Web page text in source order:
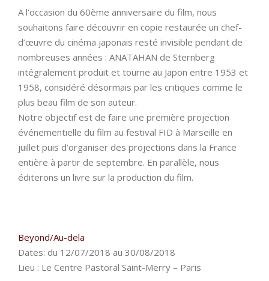
A l’occasion du 60ème anniversaire du film, nous
souhaitons faire découvrir en copie restaurée un chef-
d’œuvre du cinéma japonais resté invisible pendant de
nombreuses années : ANATAHAN de Sternberg
intégralement produit et tourne au Japon entre 1953 et
1958, considéré désormais par les critiques comme le
plus beau film de son auteur.
Notre objectif est de faire une première projection
événementielle du film au festival FID à Marseille en
juillet puis d’organiser des projections dans la France
entière à partir de septembre. En parallèle, nous
éditerons un livre sur la production du film.
Beyond/Au-dela
Dates: du 12/07/2018 au 30/08/2018
Lieu : Le Centre Pastoral Saint-Merry – Paris